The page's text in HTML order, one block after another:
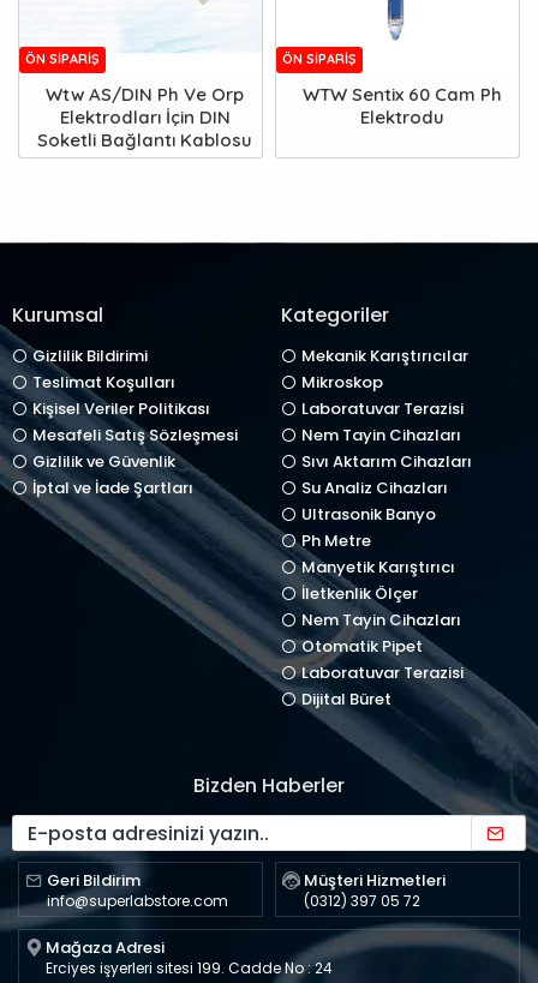
ÖN SIPARIŞ
Wtw AS/DIN Ph Ve Orp
Elektrodları İçin DIN
Soketli Bağlantı Kablosu
ÖN SIPARIŞ
WTW Sentix 60 Cam Ph
Elektrodu
Kurumsal
Gizlilik Bildirimi
Teslimat Koşulları
Kişisel Veriler Politikası
Mesafeli Satış Sözleşmesi
Gizlilik ve Güvenlik
İptal ve İade Şartları
Kategoriler
Mekanik Karıştırıcılar
Mikroskop
Laboratuvar Terazisi
Nem Tayin Cihazları
Sıvı Aktarım Cihazları
Su Analiz Cihazları
Ultrasonik Banyo
Ph Metre
Manyetik Karıştırıcı
İletkenlik Ölçer
Nem Tayin Cihazları
Otomatik Pipet
Laboratuvar Terazisi
Dijital Büret
Bizden Haberler
Geri Bildirim
info@superlabstore.com
Müşteri Hizmetleri
(0312) 397 05 72
Mağaza Adresi
Erciyes işyerleri sitesi 199. Cadde No : 24